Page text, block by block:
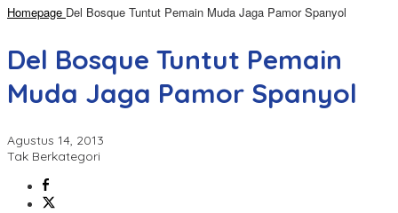
Homepage Del Bosque Tuntut Pemain Muda Jaga Pamor Spanyol
Del Bosque Tuntut Pemain
Muda Jaga Pamor Spanyol
Agustus 14, 2013
Tak Berkategori